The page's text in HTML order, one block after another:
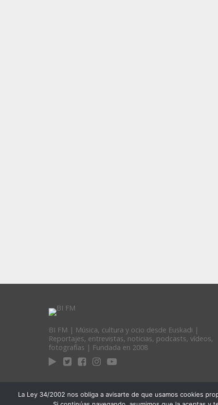
BI FM | Música, cultura y ocio desde Euskadi |
Reportajes, entrevistas, noticias, podcasts, vídeos,
fotografías | Fundada en 2008
La Ley 34/2002 nos obliga a avisarte de que usamos cookies